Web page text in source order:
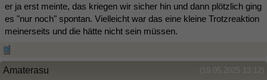
er ja erst meinte, das kriegen wir sicher hin und dann plötzlich ging
es "nur noch" spontan. Vielleicht war das eine kleine Trotzreaktion
meinerseits und die hätte nicht sein müssen.
(19.05.2025 13:12)
Amaterasu